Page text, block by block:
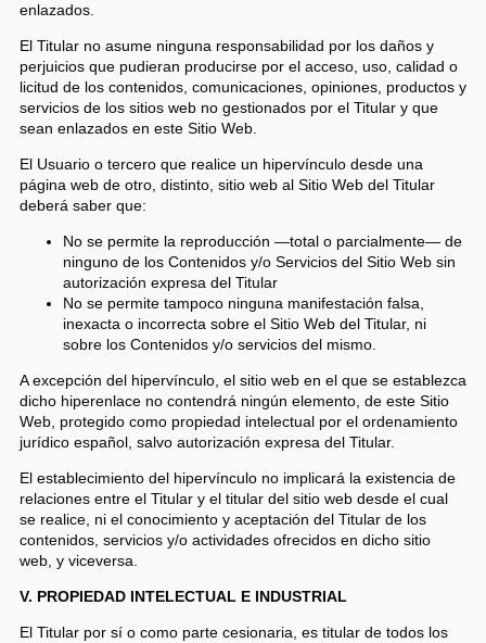
enlazados.
El Titular no asume ninguna responsabilidad por los daños y
perjuicios que pudieran producirse por el acceso, uso, calidad o
licitud de los contenidos, comunicaciones, opiniones, productos y
servicios de los sitios web no gestionados por el Titular y que
sean enlazados en este Sitio Web.
El Usuario o tercero que realice un hipervínculo desde una
página web de otro, distinto, sitio web al Sitio Web del Titular
deberá saber que:
No se permite la reproducción —total o parcialmente— de
ninguno de los Contenidos y/o Servicios del Sitio Web sin
autorización expresa del Titular
No se permite tampoco ninguna manifestación falsa,
inexacta o incorrecta sobre el Sitio Web del Titular, ni
sobre los Contenidos y/o servicios del mismo.
A excepción del hipervínculo, el sitio web en el que se establezca
dicho hiperenlace no contendrá ningún elemento, de este Sitio
Web, protegido como propiedad intelectual por el ordenamiento
jurídico español, salvo autorización expresa del Titular.
El establecimiento del hipervínculo no implicará la existencia de
relaciones entre el Titular y el titular del sitio web desde el cual
se realice, ni el conocimiento y aceptación del Titular de los
contenidos, servicios y/o actividades ofrecidos en dicho sitio
web, y viceversa.
V. PROPIEDAD INTELECTUAL E INDUSTRIAL
El Titular por sí o como parte cesionaria, es titular de todos los